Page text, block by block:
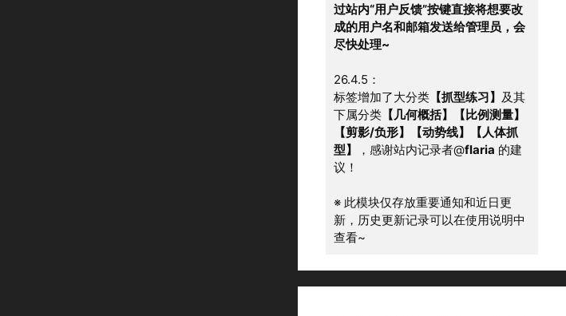
过站内“用户反馈”按键直接将想要改
成的用户名和邮箱发送给管理员，会
尽快处理~
26.4.5：
标签增加了大分类 【抓型练习】 及其
下属分类 【几何概括】【比例测量】
【剪影/负形】【动势线】【人体抓
型】
，感谢站内记录者@flaria 的建
议！
※ 此模块仅存放重要通知和近日更
新，历史更新记录可以在使用说明中
查看~